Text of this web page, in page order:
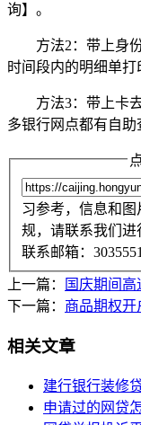
询】。
方法2：带上身份
时间段内的明细单打
方法3：带上卡去
多银行网点都有自助
习参考，信息和
规，请联系我们进
联系邮箱：
上一篇：
国庆期间
下一篇： 商品期权开
相关文章
建行银行装修
申请过的网贷